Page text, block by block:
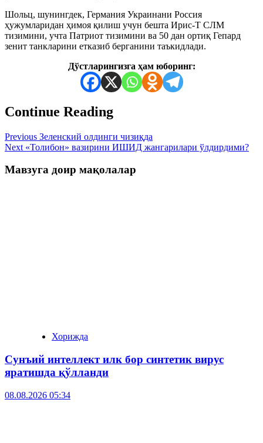
Шольц, шунингдек, Германия Украинани Россия
ҳужумларидан ҳимоя қилиш учун бешта Ирис-Т СЛМ
тизимини, учта Патриот тизимини ва 50 дан ортиқ Гепард
зенит танкларини етказиб берганини таъкидлади.
Дўстларингизга ҳам юборинг:
Continue Reading
Previous Зеленский олдинги чизиқда
Next «Толибон» вазирини ИШИД жангарилари ўлдирдими?
Мавзуга доир мақолалар
Хорижда
Сунъий интеллект илк бор синтетик вирус
яратишда қўлланди
08.08.2026 05:34